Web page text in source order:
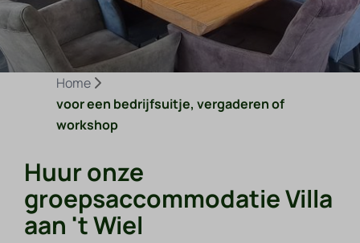
Home
voor een bedrijfsuitje, vergaderen of
workshop
Huur onze
groepsaccommodatie Villa
aan 't Wiel